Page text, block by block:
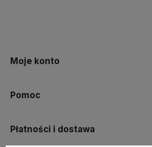
Moje konto
Pomoc
Płatności i dostawa